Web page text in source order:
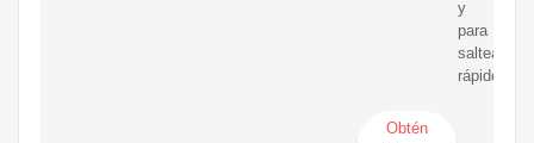
y
para
salteados
rápidos.
Obtén